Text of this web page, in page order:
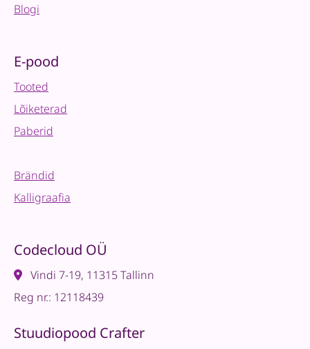
Blogi
E-pood
Tooted
Lõiketerad
Paberid
Brändid
Kalligraafia
Codecloud OÜ
Vindi 7-19, 11315 Tallinn
Reg nr.: 12118439
Stuudiopood Crafter